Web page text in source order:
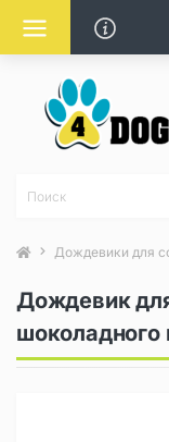
Дождевики для
Дождевик
шоколадного